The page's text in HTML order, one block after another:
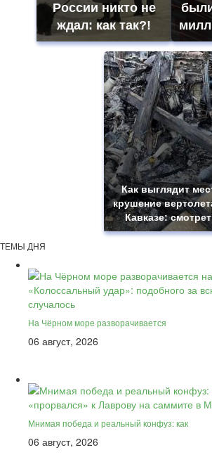
России никто не
ждал: как так?!
Как выглядит
крушение
Кавказе:
ТЕМЫ ДНЯ
На Чёрном море разворачивается
06 август, 2026
Мнимая победа и реальный конфуз: как
06 август, 2026